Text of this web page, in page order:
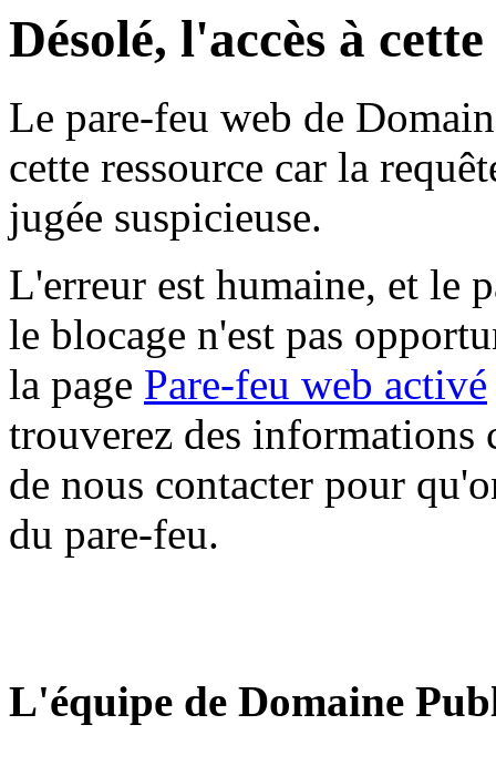
Désolé, l'accès à
Le pare-feu web de
cette ressource car la
jugée suspicieuse.
L'erreur est humaine, et le
le blocage n'est pas
la page Pare-feu web activé
trouverez des informations
de nous contacter pour
du pare-feu.
L'équipe de Domaine